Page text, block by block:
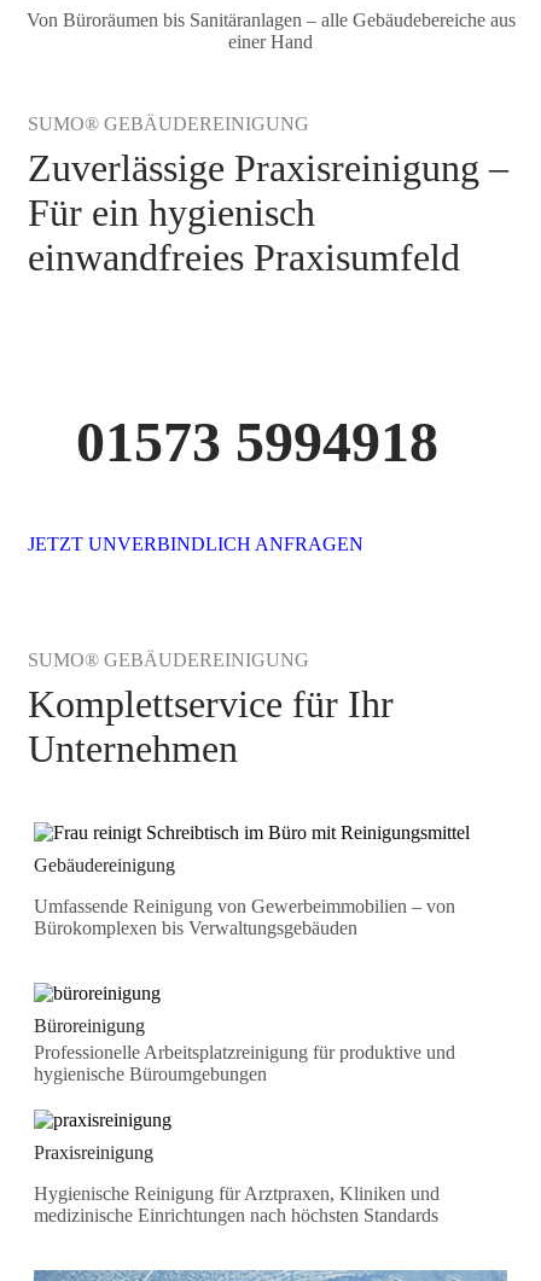
Von Büroräumen bis Sanitäranlagen – alle Gebäudebereiche aus
einer Hand
SUMO® GEBÄUDEREINIGUNG
Zuverlässige Praxisreinigung –
Für ein hygienisch
einwandfreies Praxisumfeld
01573 5994918
JETZT UNVERBINDLICH ANFRAGEN
SUMO® GEBÄUDEREINIGUNG
Komplettservice für Ihr
Unternehmen
Gebäudereinigung
Umfassende Reinigung von Gewerbeimmobilien – von
Bürokomplexen bis Verwaltungsgebäuden
Büroreinigung
Professionelle Arbeitsplatzreinigung für produktive und
hygienische Büroumgebungen
Praxisreinigung
Hygienische Reinigung für Arztpraxen, Kliniken und
medizinische Einrichtungen nach höchsten Standards